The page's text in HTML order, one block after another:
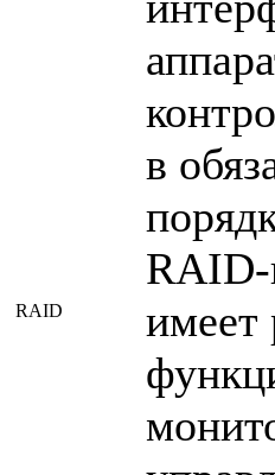
RAID
в
RAID-